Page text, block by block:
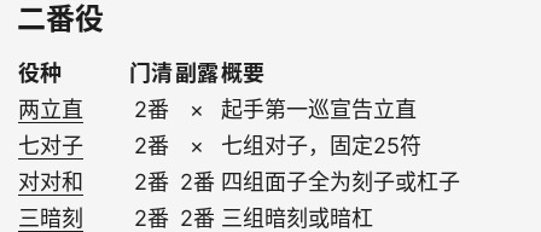
二番役
役种 门清副露概要
两立直
2番 ×
起手第一巡宣告立直
七对子
2番 ×
七组对子，固定25符
对对和
2番 2番 四组面子全为刻子或杠子
三暗刻
2番 2番 三组暗刻或暗杠